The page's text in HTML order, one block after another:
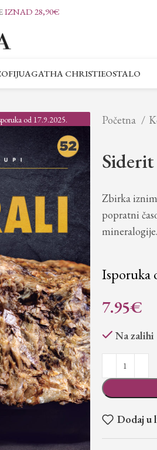
IZNAD 28,90€
AGATHA CHRISTIEOSTALO
od 17.9.2025. Početna
Siderit
Zbirka
popratni
mineralogije.
Isporuka
7.95€
Na zalihi
Dodaj u